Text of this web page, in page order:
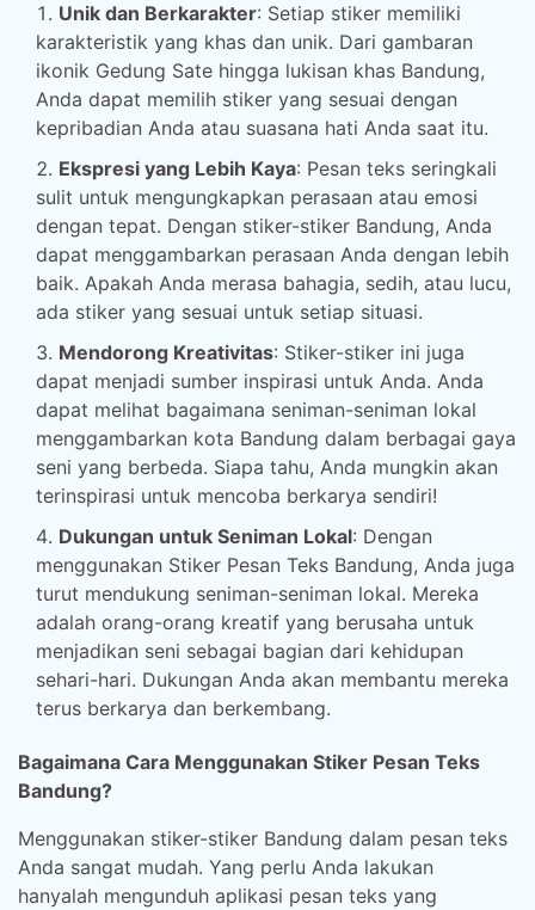
Unik dan Berkarakter: Setiap stiker memiliki
karakteristik yang khas dan unik. Dari gambaran
ikonik Gedung Sate hingga lukisan khas Bandung,
Anda dapat memilih stiker yang sesuai dengan
kepribadian Anda atau suasana hati Anda saat itu.
Ekspresi yang Lebih Kaya: Pesan teks seringkali
sulit untuk mengungkapkan perasaan atau emosi
dengan tepat. Dengan stiker-stiker Bandung, Anda
dapat menggambarkan perasaan Anda dengan lebih
baik. Apakah Anda merasa bahagia, sedih, atau lucu,
ada stiker yang sesuai untuk setiap situasi.
Mendorong Kreativitas: Stiker-stiker ini juga
dapat menjadi sumber inspirasi untuk Anda. Anda
dapat melihat bagaimana seniman-seniman lokal
menggambarkan kota Bandung dalam berbagai gaya
seni yang berbeda. Siapa tahu, Anda mungkin akan
terinspirasi untuk mencoba berkarya sendiri!
Dukungan untuk Seniman Lokal: Dengan
menggunakan Stiker Pesan Teks Bandung, Anda juga
turut mendukung seniman-seniman lokal. Mereka
adalah orang-orang kreatif yang berusaha untuk
menjadikan seni sebagai bagian dari kehidupan
sehari-hari. Dukungan Anda akan membantu mereka
terus berkarya dan berkembang.
Bagaimana Cara Menggunakan Stiker Pesan Teks
Bandung?
Menggunakan stiker-stiker Bandung dalam pesan teks
Anda sangat mudah. Yang perlu Anda lakukan
hanyalah mengunduh aplikasi pesan teks yang